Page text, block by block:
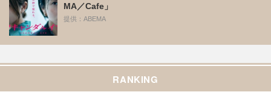
MA／Cafe」
提供：ABEMA
RANKING